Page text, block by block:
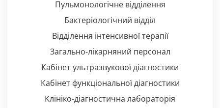
Пульмонологічне відділення
Бактеріологічний відділ
Відділення інтенсивної терапії
Загально-лікарняний персонал
Кабінет ультразвукової діагностики
Кабінет функціональної діагностики
Клініко-діагностична лабораторія